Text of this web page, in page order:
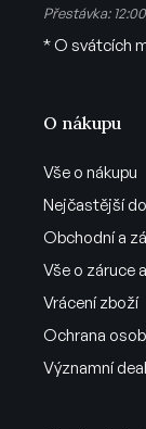
O nákupu
Vše o nákupu
Nejčastější
Obchodní a
Vše o záruce
Vrácení zboží
Ochrana
Významní
Přestávka:
* O svátcích